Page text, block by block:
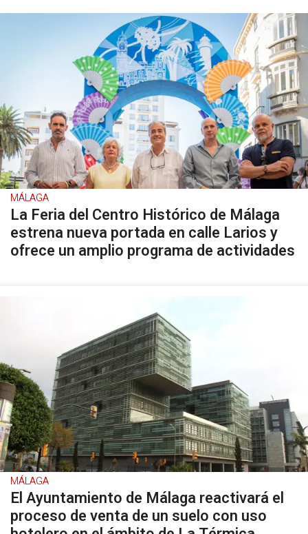
MÁLAGA
La Feria del Centro Histórico de Málaga
estrena nueva portada en calle Larios y
ofrece un amplio programa de actividades
MÁLAGA
El Ayuntamiento de Málaga reactivará el
proceso de venta de un suelo con uso